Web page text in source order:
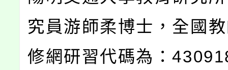
究員游師柔博士，全國
修網研習代碼為：